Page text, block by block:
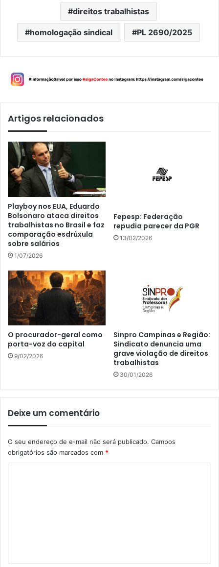
direitos trabalhistas
homologação sindical PL 2690/2025
Artigos relacionados
Playboy nos EUA, Eduardo
Bolsonaro ataca direitos
trabalhistas no Brasil e faz
comparação esdrúxula
sobre salários
1/07/2026
Fepesp: Federação
repudia parecer da PGR
13/02/2026
O procurador-geral como
porta-voz do capital
9/02/2026
Sinpro Campinas e Região:
Sindicato denuncia uma
grave violação de direitos
trabalhistas
30/01/2026
Deixe um comentário
O seu endereço de e-mail não será publicado. Campos
obrigatórios são marcados com *